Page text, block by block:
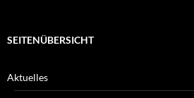
SEITENÜBERSICHT
Aktuelles